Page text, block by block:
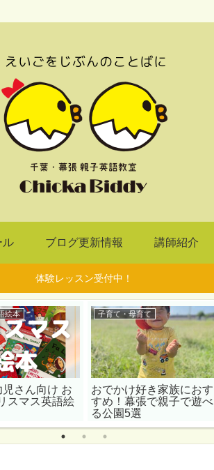
ル ブログ更新情報 講師紹介
体験レッスン受付中！
絵本
さん向け お
スマス英語絵
子育て・母育て
おでかけ好き家族におす
すめ！幕張で親子で遊べ
る公園5選